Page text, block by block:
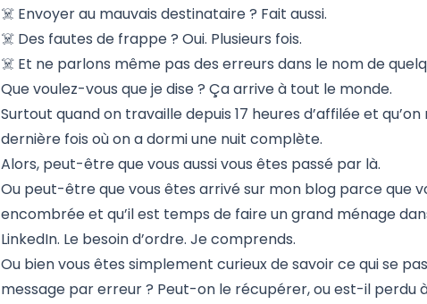
☠️ Envoyer au mauvais destinataire ? Fait aussi.
☠️ Des fautes de frappe ? Oui. Plusieurs fois.
☠️ Et ne parlons même pas des erreurs dans le nom de
Que voulez-vous que je dise ? Ça arrive à tout le monde.
Surtout quand on travaille depuis 17 heures d’affilée et
dernière fois où on a dormi une nuit complète.
Alors, peut-être que vous aussi vous êtes passé par là.
Ou peut-être que vous êtes arrivé sur mon blog parce que
encombrée et qu’il est temps de faire un grand ménage
LinkedIn. Le besoin d’ordre. Je comprends.
Ou bien vous êtes simplement curieux de savoir ce qui se
message par erreur ? Peut-on le récupérer, ou est-il perdu